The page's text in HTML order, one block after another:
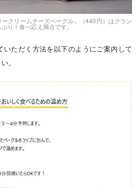
ークリームチーズベーグル」（440円）はクラン
り！食べ応え満点です。
いただく方法を以下のようにご案内して
。